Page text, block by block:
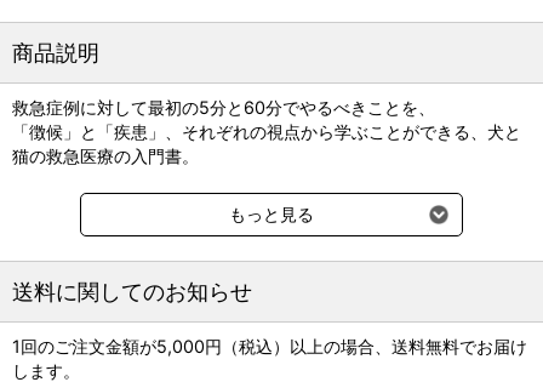
商品説明
救急症例に対して最初の5分と60分でやるべきことを、
「徴候」と「疾患」、それぞれの視点から学ぶことができる、犬と
猫の救急医療の入門書。
【本書のポイント】
●徴候別に最初の5分でやるべきことを解説し、検査やその結果から
●疾患別に60分以内に行うべき検査と、それによる鑑別診断の再確
認、診断法と治療法について解説。
●二次診療施設に紹介するかどうかの判断や、愛玩動物看護師が知
っておきたいポイントもわかる。
もっと見る
送料に関してのお知らせ
1回のご注文金額が5,000円（税込）以上の場合、送料無料でお届け
します。